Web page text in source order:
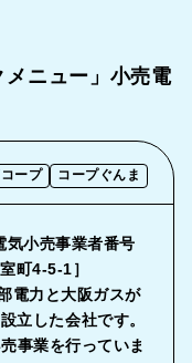
ニュー」 小売電
ープ コープぐんま
気小売事業者番号
町4-5-1］
電力と大阪ガスが
立した会社です。
事業を行っていま